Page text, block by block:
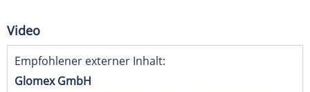
Video
Empfohlener externer Inhalt:
Glomex GmbH